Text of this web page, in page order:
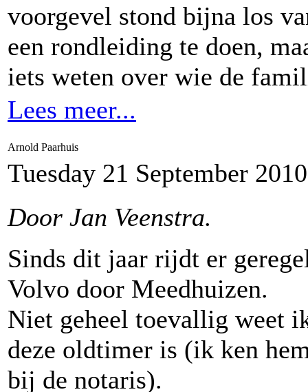
voorgevel stond bijna los
een rondleiding te doen,
iets weten over wie de
Lees meer...
Arnold Paarhuis
Tuesday 21 September 2010
Door Jan Veenstra.
Sinds dit jaar rijdt er
Volvo door Meedhuizen.
Niet geheel toevallig weet
deze oldtimer is (ik ken
bij de notaris).